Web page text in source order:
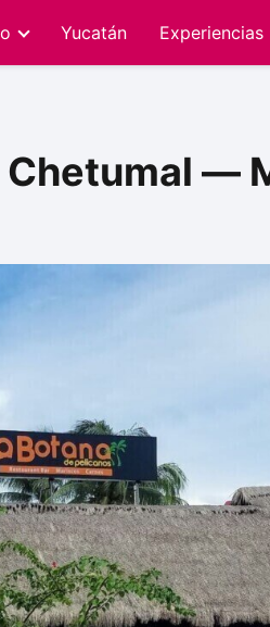
Yucatán Experiencias
Chetumal —